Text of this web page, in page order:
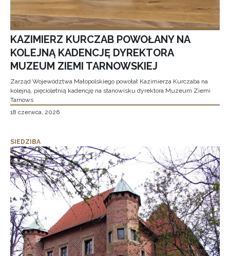
KAZIMIERZ KURCZAB POWOŁANY NA
KOLEJNĄ KADENCJĘ DYREKTORA
MUZEUM ZIEMI TARNOWSKIEJ
Zarząd Województwa Małopolskiego powołał Kazimierza Kurczaba na
kolejną, pięcioletnią kadencję na stanowisku dyrektora Muzeum Ziemi
Tarnows
18 czerwca, 2026
SIEDZIBA